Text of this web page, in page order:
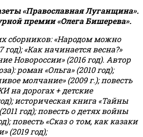
«Православная Луганщина».
премии «Олега Бишерева».
сборников: «Народом можно
год); «Как начинается весна?»
Новороссии» (2016 год). Автор
роман «Ольга» (2010 год);
молчание» (2009 г.); повесть
на дорогах + детские
историческая книга «Тайны
год); повесть о детях войны
повесть «Сказ о том, как казаки
(2019 год);